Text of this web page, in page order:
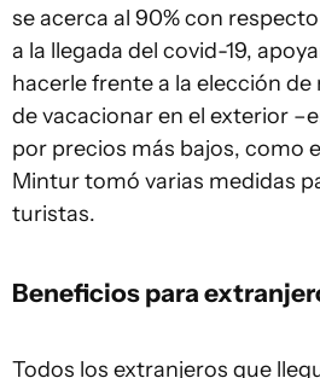
se acerca al 90% con
a la llegada del covid-19,
hacerle frente a la elección
de vacacionar en el exterior
por precios más bajos, como
Mintur tomó varias medidas
turistas.
Beneficios para
Todos los extranjeros que